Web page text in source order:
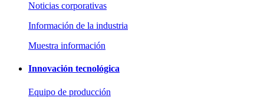
Noticias corporativas
Información de la industria
Muestra información
Innovación tecnológica
Equipo de producción